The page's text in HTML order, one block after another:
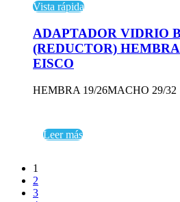
Vista rápida
ADAPTADOR VIDRIO
(REDUCTOR)
EISCO
HEMBRA 19/26MACHO 29/32
Leer más
1
2
3